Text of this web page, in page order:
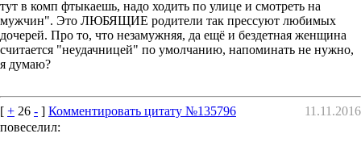
тут в комп фтыкаешь, надо ходить по улице и смотреть на
мужчин". Это ЛЮБЯЩИЕ родители так прессуют любимых
дочерей. Про то, что незамужняя, да ещё и бездетная женщина
считается "неудачницей" по умолчанию, напоминать не нужно,
я думаю?
[ + 26 - ] Комментировать цитату №135796
11.11.2016
повеселил: